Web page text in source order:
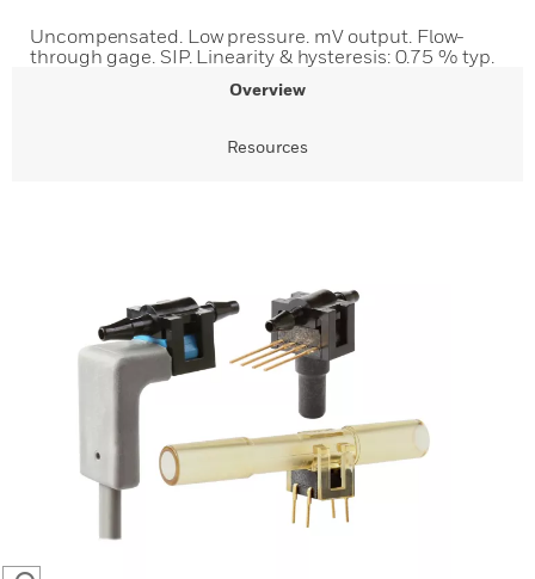
Uncompensated. Low pressure. mV output. Flow-
through gage. SIP. Linearity & hysteresis: 0.75 % typ.
Overview
Resources